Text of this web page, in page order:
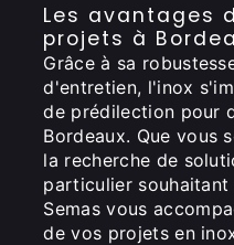
Les avantages
projets à
Grâce à sa
d'entretien, l'inox
de prédilection pour
Bordeaux. Que vous
la recherche de
particulier
Semas vous
de vos projets en